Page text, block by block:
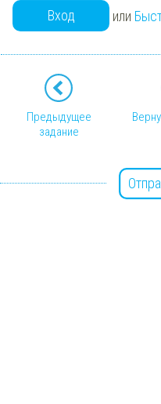
Вход или
Предыдущее
задание